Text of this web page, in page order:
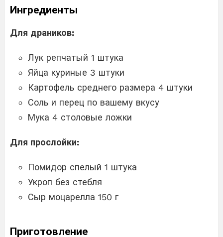
Ингредиенты
Для драников:
Лук репчатый 1 штука
Яйца куриные 3 штуки
Картофель среднего размера 4 штуки
Соль и перец по вашему вкусу
Мука 4 столовые ложки
Для прослойки:
Помидор спелый 1 штука
Укроп без стебля
Сыр моцарелла 150 г
Приготовление